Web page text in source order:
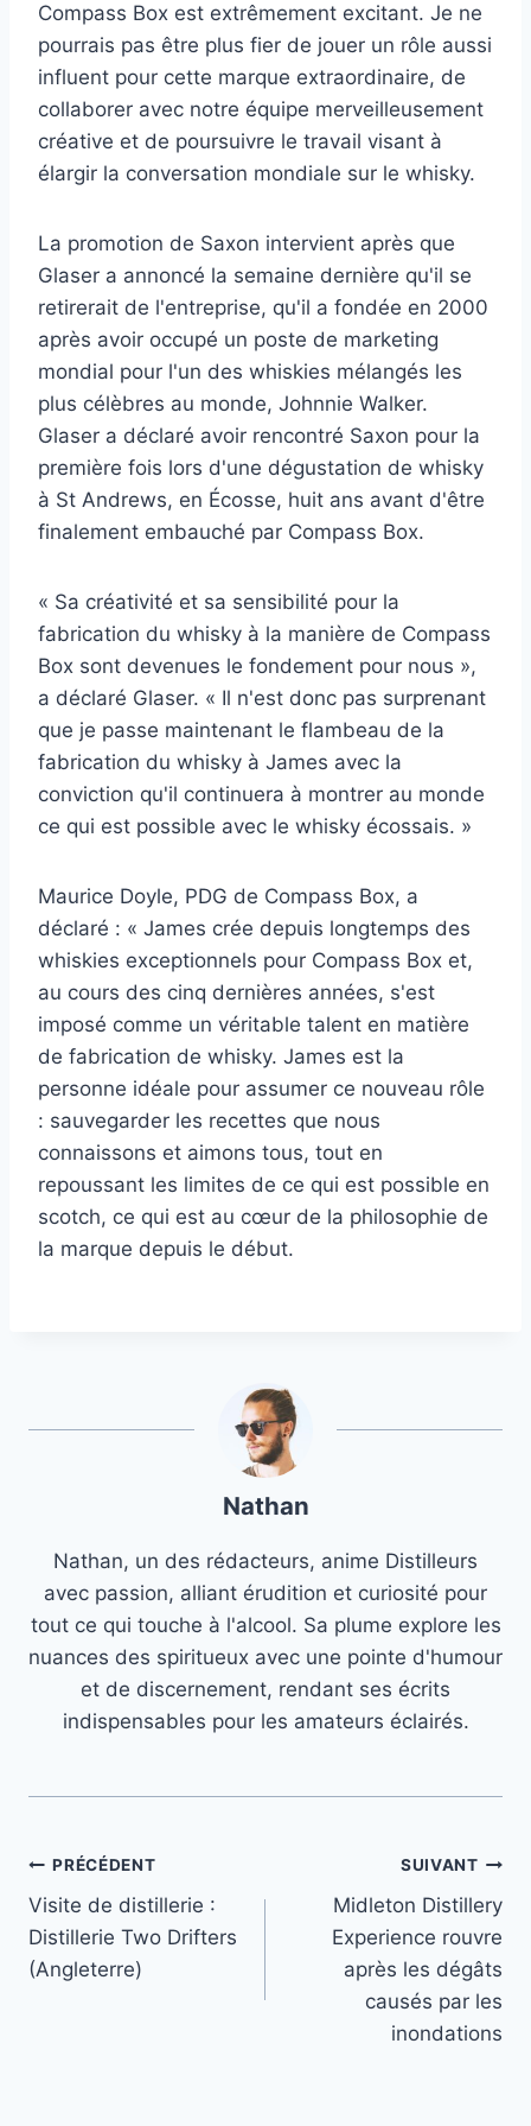
Compass Box est extrêmement excitant. Je ne
pourrais pas être plus fier de jouer un rôle aussi
influent pour cette marque extraordinaire, de
collaborer avec notre équipe merveilleusement
créative et de poursuivre le travail visant à
élargir la conversation mondiale sur le whisky.
La promotion de Saxon intervient après que
Glaser a annoncé la semaine dernière qu'il se
retirerait de l'entreprise, qu'il a fondée en 2000
après avoir occupé un poste de marketing
mondial pour l'un des whiskies mélangés les
plus célèbres au monde, Johnnie Walker.
Glaser a déclaré avoir rencontré Saxon pour la
première fois lors d'une dégustation de whisky
à St Andrews, en Écosse, huit ans avant d'être
finalement embauché par Compass Box.
« Sa créativité et sa sensibilité pour la
fabrication du whisky à la manière de Compass
Box sont devenues le fondement pour nous »,
a déclaré Glaser. « Il n'est donc pas surprenant
que je passe maintenant le flambeau de la
fabrication du whisky à James avec la
conviction qu'il continuera à montrer au monde
ce qui est possible avec le whisky écossais. »
Maurice Doyle, PDG de Compass Box, a
déclaré : « James crée depuis longtemps des
whiskies exceptionnels pour Compass Box et,
au cours des cinq dernières années, s'est
imposé comme un véritable talent en matière
de fabrication de whisky. James est la
personne idéale pour assumer ce nouveau rôle
: sauvegarder les recettes que nous
connaissons et aimons tous, tout en
repoussant les limites de ce qui est possible en
scotch, ce qui est au cœur de la philosophie de
la marque depuis le début.
Nathan
Nathan, un des rédacteurs, anime Distilleurs
avec passion, alliant érudition et curiosité pour
tout ce qui touche à l'alcool. Sa plume explore les
nuances des spiritueux avec une pointe d'humour
et de discernement, rendant ses écrits
indispensables pour les amateurs éclairés.
Navigation
de
l’article
PRÉCÉDENT
Visite de distillerie :
Distillerie Two Drifters
(Angleterre)
SUIVANT
Midleton Distillery
Experience rouvre
après les dégâts
causés par les
inondations